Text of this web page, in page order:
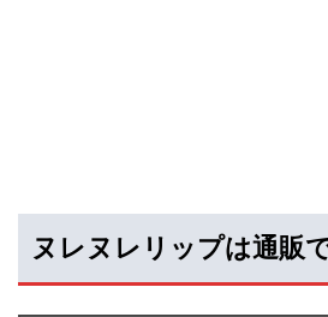
ヌレヌレリップは通販